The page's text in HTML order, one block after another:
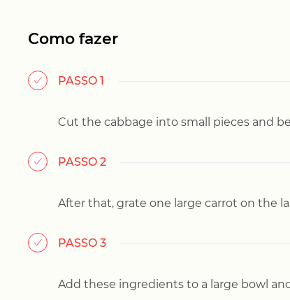
Como fazer
PASSO 1
Cut the cabbage into small pieces and
PASSO 2
After that, grate one large carrot on the
PASSO 3
Add these ingredients to a large bowl